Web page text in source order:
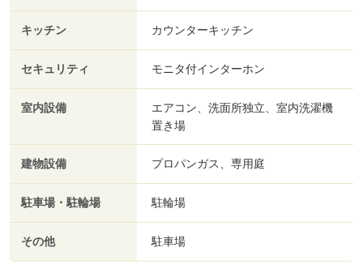
キッチン カウンターキッチン
セキュリティ モニタ付インターホン
室内設備
エアコン、洗面所独立、室内洗濯機
置き場
建物設備 プロパンガス、専用庭
駐車場・駐輪場 駐輪場
その他 駐車場